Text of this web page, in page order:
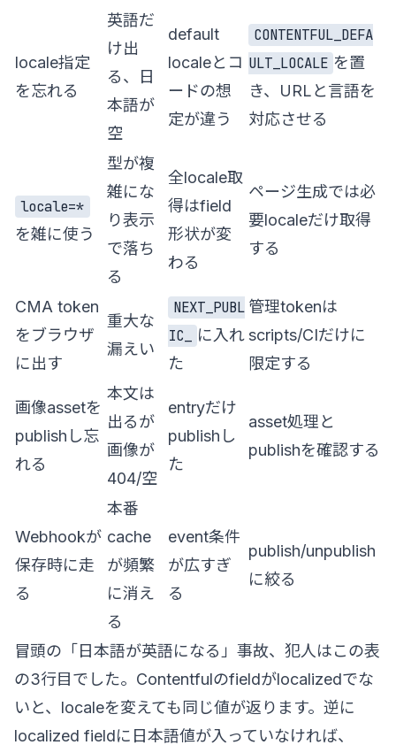
locale指定
を忘れる
英語だ
け出
る、日
本語が
空
default
localeとコ
ードの想
定が違う
CONTENTFUL_DEFA
ULT_LOCALE を置
き、URLと言語を
対応させる
locale=*
を雑に使う
型が複
雑にな
り表示
で落ち
る
全locale取
得はfield
形状が変
わる
ページ生成では必
要localeだけ取得
する
CMA token
をブラウザ
に出す
重大な
漏えい
NEXT_PUBL
IC_
に入れ
た
管理tokenは
scripts/CIだけに
限定する
画像assetを
publishし忘
れる
本文は
出るが
画像が
404/空
entryだけ
publishし
た
asset処理と
publishを確認する
Webhookが
保存時に走
る
本番
cache
が頻繁
に消え
る
event条件
が広すぎ
る
publish/unpublish
に絞る
冒頭の「日本語が英語になる」事故、犯人はこの表
の3行目でした。Contentfulのfieldがlocalizedでな
いと、localeを変えても同じ値が返ります。逆に
localized fieldに日本語値が入っていなければ、